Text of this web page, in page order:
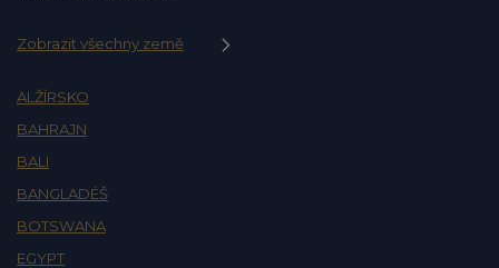
Zobrazit všechny země
ALŽÍRSKO
BAHRAJN
BALI
BANGLADÉŠ
BOTSWANA
EGYPT